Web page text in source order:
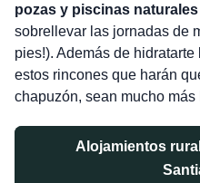
pozas y piscinas naturales
sobrellevar las jornadas de
pies!). Además de
estos rincones que harán
chapuzón, sean mucho
Alojamientos